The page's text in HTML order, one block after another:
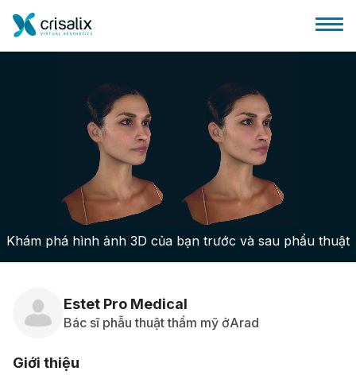
Bác sĩ phẫu thuật
Nền tảng kinh doanh 3D
Gói
Đánh giá của bệnh nhân
Khám phá hình ảnh 3D của bạn trước và sau phẩu thuật
Estet Pro Medical
Bác sĩ phẫu thuật thẩm mỹ ởArad
Giới thiệu